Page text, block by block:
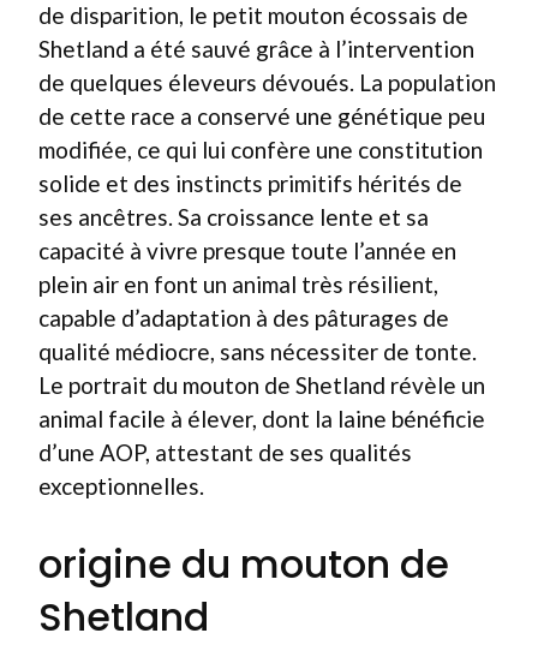
de disparition, le petit mouton écossais de
Shetland a été sauvé grâce à l’intervention
de quelques éleveurs dévoués. La population
de cette race a conservé une génétique peu
modifiée, ce qui lui confère une constitution
solide et des instincts primitifs hérités de
ses ancêtres. Sa croissance lente et sa
capacité à vivre presque toute l’année en
plein air en font un animal très résilient,
capable d’adaptation à des pâturages de
qualité médiocre, sans nécessiter de tonte.
Le portrait du mouton de Shetland révèle un
animal facile à élever, dont la laine bénéficie
d’une AOP, attestant de ses qualités
exceptionnelles.
origine du mouton de
Shetland